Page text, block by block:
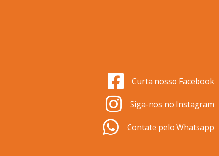
Curta nosso Facebook
Siga-nos no Instagram
Contate pelo Whatsapp